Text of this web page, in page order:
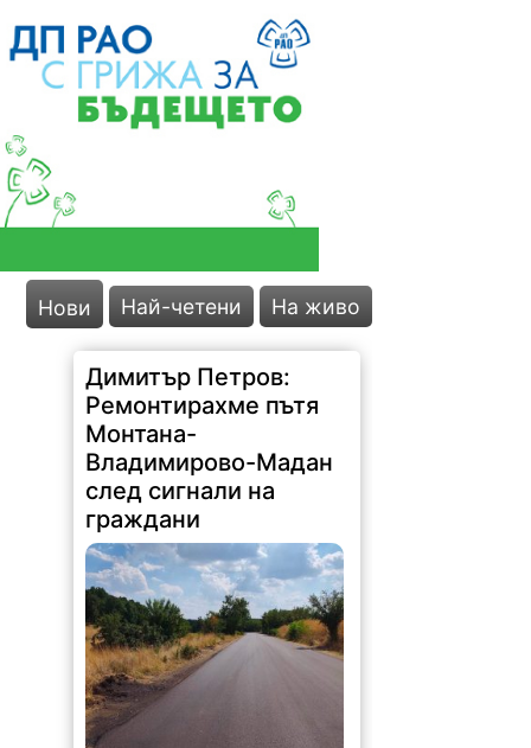
Нови Най-четени На живо
Димитър Петров:
Ремонтирахме пътя
Монтана-
Владимирово-Мадан
след сигнали на
граждани